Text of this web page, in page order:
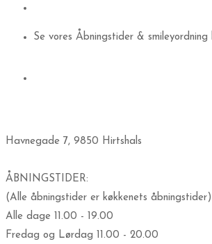
Se vores Åbningstider & smileyordning
​Havnegade 7, 9850 Hirtshals
ÅBNINGSTIDER:
(Alle åbningstider er køkkenets åbningstider)
Alle dage 11.00 - 19.00
Fredag og Lørdag 11.00 - 20.00